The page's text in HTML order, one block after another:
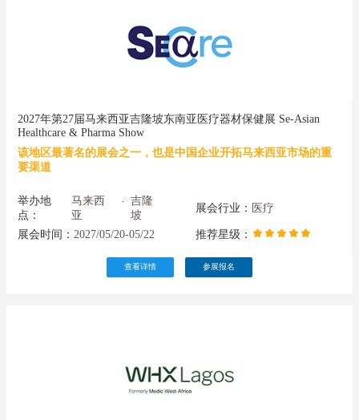
2027年第27届马来西亚吉隆坡东南亚医疗器材保健展 Se-Asian
Healthcare & Pharma Show
该地区最著名的展会之一，也是中国企业开拓马来西亚市场的重
要渠道
举办地
点：
马来西
亚
·
吉隆
坡
展会行业： 医疗
展会时间： 2027/05/20-05/22 推荐星级：
查看详情 参展报名